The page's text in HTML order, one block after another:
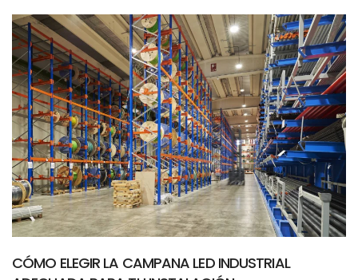
CÓMO ELEGIR LA CAMPANA LED INDUSTRIAL